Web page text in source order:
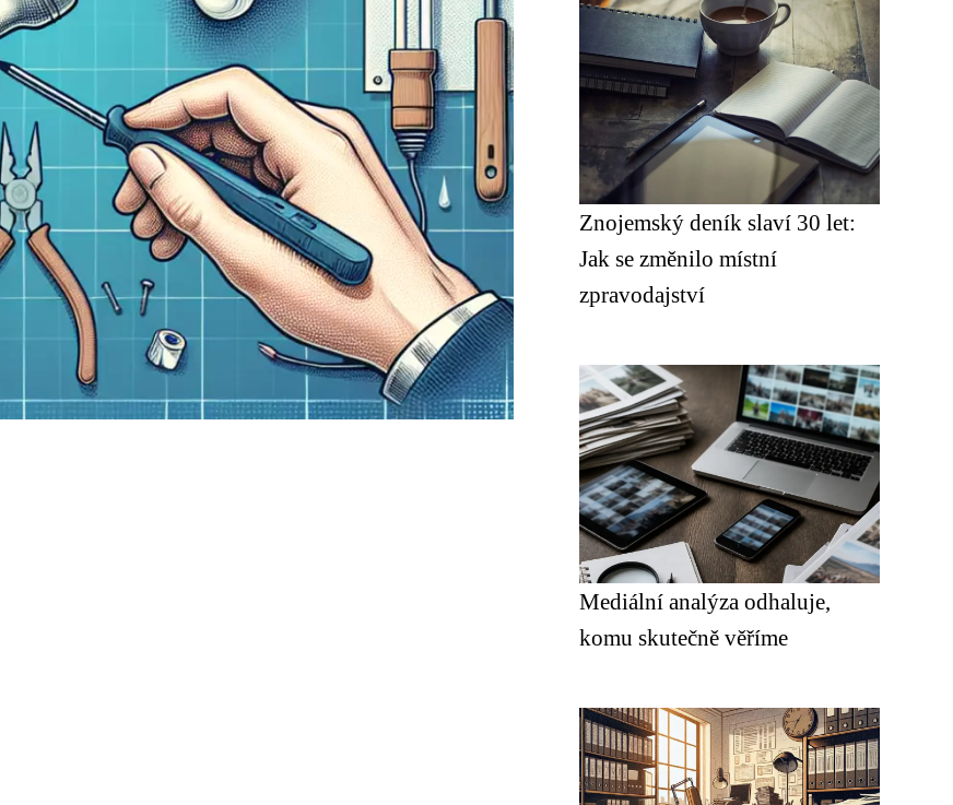
Znojemský deník slaví 30 let:
Jak se změnilo místní
zpravodajství
Mediální analýza odhaluje,
komu skutečně věříme